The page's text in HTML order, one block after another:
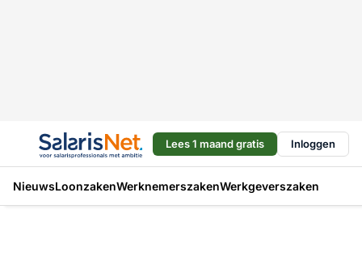
Lees 1 maand gratis Inloggen
NieuwsLoonzakenWerknemerszakenWerkgeverszaken